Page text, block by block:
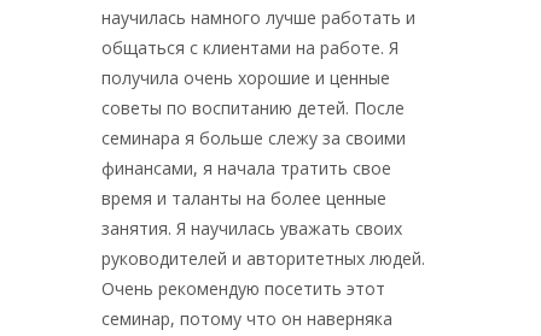
научилась намного лучше работать и
общаться с клиентами на работе. Я
получила очень хорошие и ценные
советы по воспитанию детей. После
семинара я больше слежу за своими
финансами, я начала тратить свое
время и таланты на более ценные
занятия. Я научилась уважать своих
руководителей и авторитетных людей.
Очень рекомендую посетить этот
семинар, потому что он наверняка